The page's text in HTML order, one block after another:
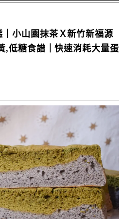
小山園抹茶Ｘ新竹新福源
,低糖食譜｜快速消耗大量蛋